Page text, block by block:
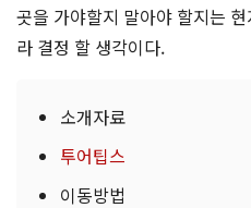
곳을 가야할지 말아야 할지는
라 결정 할 생각이다.
소개자료
투어팁스
이동방법